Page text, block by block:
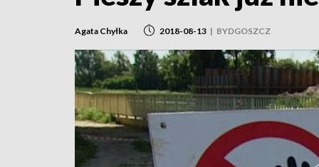
Agata Chyłka 2018-08-13 | BYDGOSZCZ